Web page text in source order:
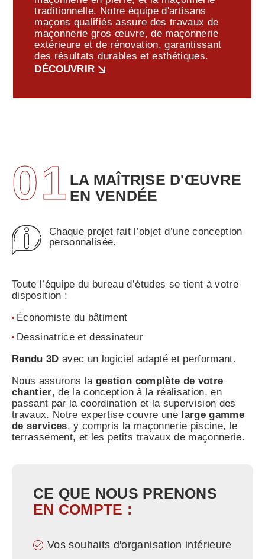
traditionnelle. Notre équipe d'artisans
maçons qualifiés assure des travaux de
maçonnerie gros œuvre, de maçonnerie
extérieure et de rénovation, garantissant
des résultats durables et esthétiques.
DÉCOUVRIR
LA MAÎTRISE D'ŒUVRE
EN VENDÉE
01
Chaque projet fait l’objet d’une conception
personnalisée.
Toute l’équipe du bureau d’études se tient à votre
disposition :
Économiste du bâtiment
Dessinatrice et dessinateur
Rendu 3D avec un logiciel adapté et performant.
Nous assurons la gestion complète de votre
chantier, de la conception à la réalisation, en
passant par la coordination et la supervision des
travaux. Notre expertise couvre une large gamme
de services, y compris la maçonnerie piscine, le
terrassement, et les petits travaux de maçonnerie.
CE QUE NOUS PRENONS
EN COMPTE :
Vos souhaits d'organisation intérieure